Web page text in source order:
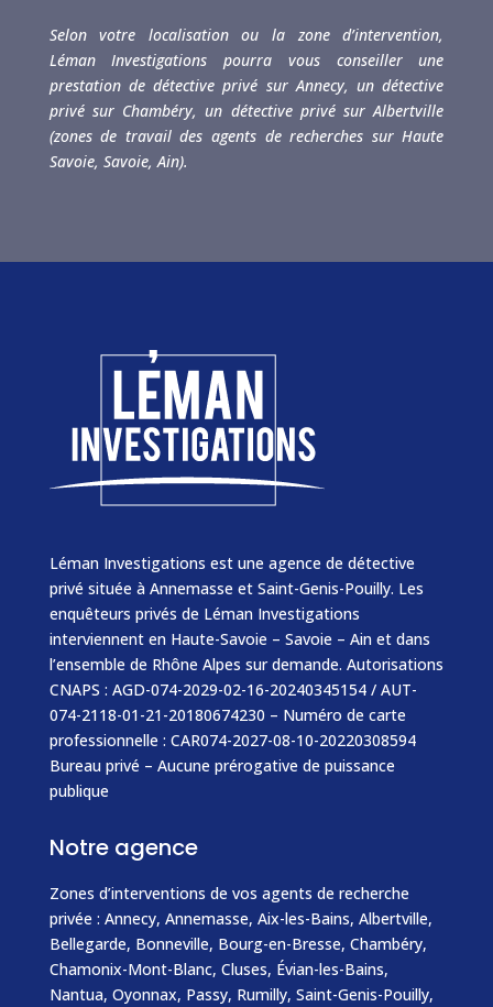
Selon votre localisation ou la zone d’intervention,
Léman Investigations pourra vous conseiller une
prestation de détective privé sur Annecy, un détective
privé sur Chambéry, un détective privé sur Albertville
(zones de travail des agents de recherches sur Haute
Savoie, Savoie, Ain).
Léman Investigations est une agence de détective
privé située à Annemasse et Saint-Genis-Pouilly. Les
enquêteurs privés de Léman Investigations
interviennent en Haute-Savoie – Savoie – Ain et dans
l’ensemble de Rhône Alpes sur demande. Autorisations
CNAPS : AGD-074-2029-02-16-20240345154 / AUT-
074-2118-01-21-20180674230 – Numéro de carte
professionnelle : CAR074-2027-08-10-20220308594
Bureau privé – Aucune prérogative de puissance
publique
Notre agence
Zones d’interventions de vos agents de recherche
privée : Annecy, Annemasse, Aix-les-Bains, Albertville,
Bellegarde, Bonneville, Bourg-en-Bresse, Chambéry,
Chamonix-Mont-Blanc, Cluses, Évian-les-Bains,
Nantua, Oyonnax, Passy, Rumilly, Saint-Genis-Pouilly,